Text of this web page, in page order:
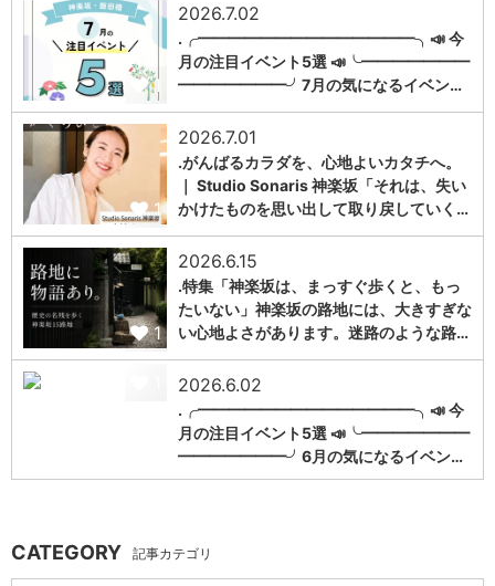
1
2026.7.02
.╭━━━━━━━━━━━━━━╮📣 今
月の注目イベント5選 📣╰━━━━━━━
━━━━━━━╯7月の気になるイベン…
1
2026.7.01
.がんばるカラダを、心地よいカタチへ。
｜ Studio Sonaris 神楽坂「それは、失い
かけたものを思い出して取り戻していく…
1
2026.6.15
.特集「神楽坂は、まっすぐ歩くと、もっ
たいない」神楽坂の路地には、大きすぎな
い心地よさがあります。迷路のような路…
2026.6.02
.╭━━━━━━━━━━━━━━╮📣 今
月の注目イベント5選 📣╰━━━━━━━
━━━━━━━╯6月の気になるイベン…
CATEGORY 記事カテゴリ